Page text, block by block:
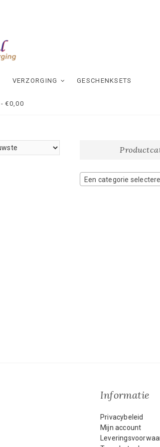
VERZORGING GESCHENKSETS
€0,00
Een categorie
Informatie
Privacybeleid
Mijn account